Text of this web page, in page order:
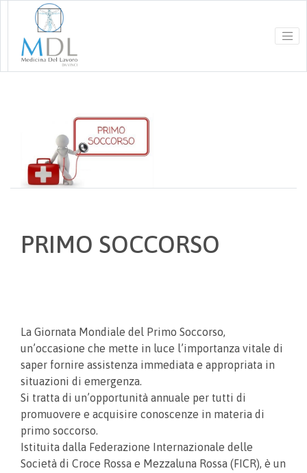
PRIMO SOCCORSO
La Giornata Mondiale del Primo Soccorso,
un’occasione che mette in luce l’importanza vitale di
saper fornire assistenza immediata e appropriata in
situazioni di emergenza.
Si tratta di un’opportunità annuale per tutti di
promuovere e acquisire conoscenze in materia di
primo soccorso.
Istituita dalla Federazione Internazionale delle
Società di Croce Rossa e Mezzaluna Rossa (FICR), è un